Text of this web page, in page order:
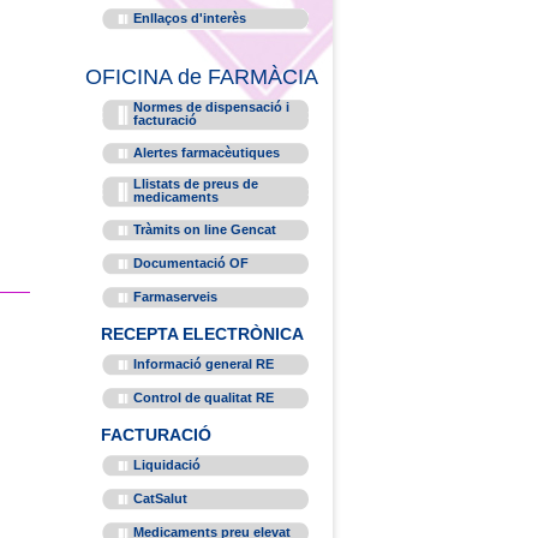
Enllaços d'interès
OFICINA de FARMÀCIA
Normes de dispensació i
facturació
Alertes farmacèutiques
Llistats de preus de
medicaments
Tràmits on line Gencat
Documentació OF
Farmaserveis
RECEPTA ELECTRÒNICA
Informació general RE
Control de qualitat RE
FACTURACIÓ
Liquidació
CatSalut
Medicaments preu elevat